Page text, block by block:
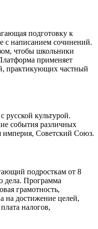
подготовку к
с написанием сочинений.
чтобы школьники
применяет
практикующих частный
русской культурой.
события различных
империя, Советский Союз.
подросткам от 8
дела. Программа
грамотность,
на достижение целей,
налогов,